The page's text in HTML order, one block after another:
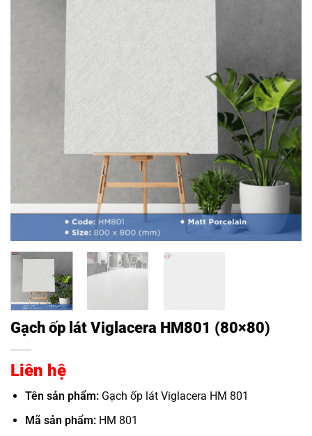
Gạch ốp lát Viglacera HM801 (80×80)
Liên hệ
Tên sản phẩm:Gạch ốp lát Viglacera HM 801
Mã sản phẩm:HM 801